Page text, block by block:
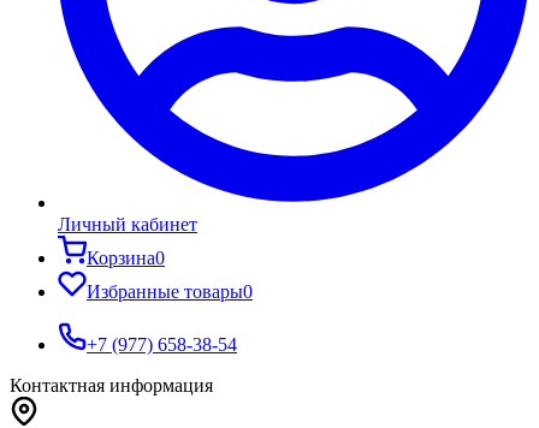
Личный кабинет
Корзина0
Избранные товары0
+7 (977) 658-38-54
Контактная информация